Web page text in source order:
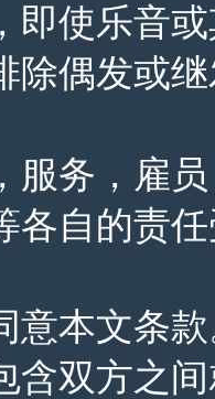
即使乐音
除偶发或
服务，雇
各自的责
意本文条
含双方之